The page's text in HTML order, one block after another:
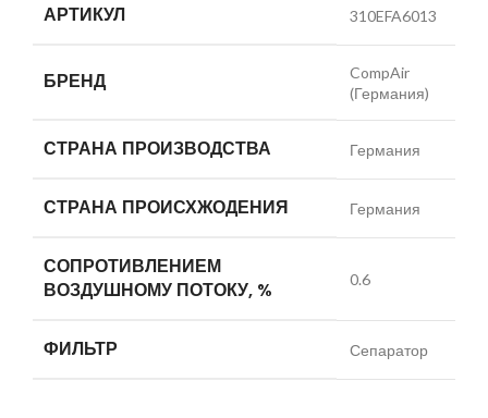
АРТИКУЛ 310EFA6013
БРЕНД
CompAir
(Германия)
СТРАНА ПРОИЗВОДСТВА Германия
СТРАНА ПРОИСХЖОДЕНИЯ Германия
СОПРОТИВЛЕНИЕМ
ВОЗДУШНОМУ ПОТОКУ, %
0.6
ФИЛЬТР Сепаратор